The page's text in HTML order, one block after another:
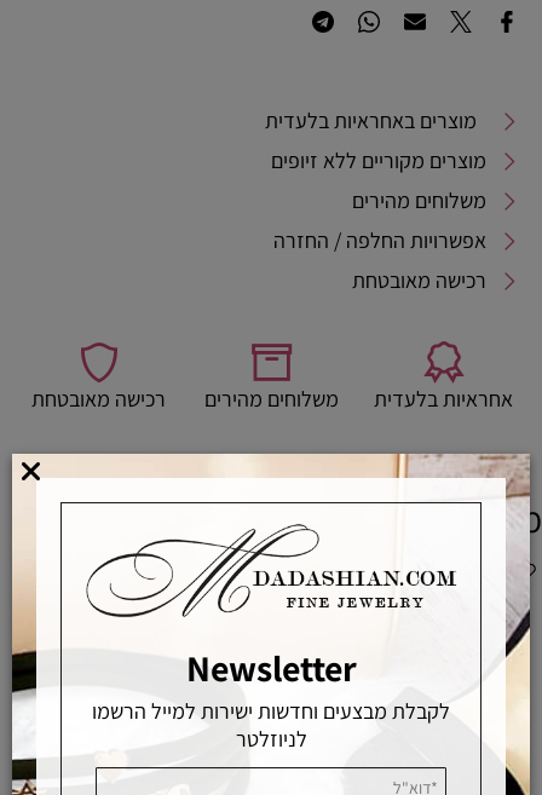
מוצרים באחראיות בלעדית
מוצרים מקוריים ללא זיופים
משלוחים מהירים
אפשרויות החלפה / החזרה
רכישה מאובטחת
אחראיות בלעדית משלוחים מהירים רכישה מאובטחת
מוצרים משלימים
Newsletter
לקבלת מבצעים וחדשות ישירות למייל הרשמו
לניוזלטר